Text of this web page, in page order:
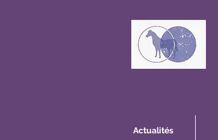
Actualités